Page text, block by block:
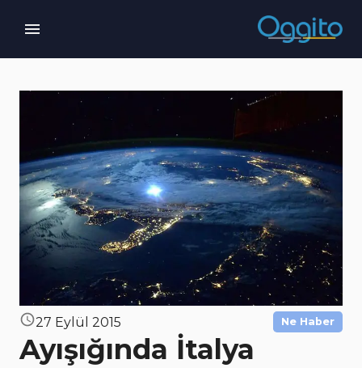
27 Eylül 2015 Ne Haber
Ayışığında İtalya